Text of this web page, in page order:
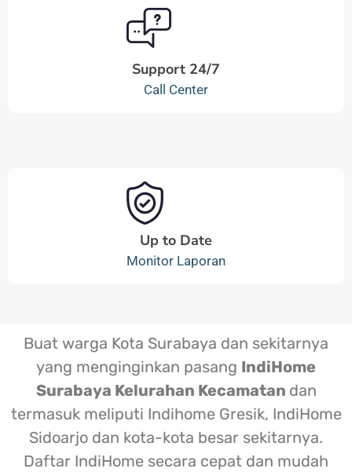
Support 24/7
Call Center
Up to Date
Monitor Laporan
Buat warga Kota Surabaya dan sekitarnya
yang menginginkan pasang IndiHome
Surabaya Kelurahan Kecamatan dan
termasuk meliputi Indihome Gresik, IndiHome
Sidoarjo dan kota-kota besar sekitarnya.
Daftar IndiHome secara cepat dan mudah